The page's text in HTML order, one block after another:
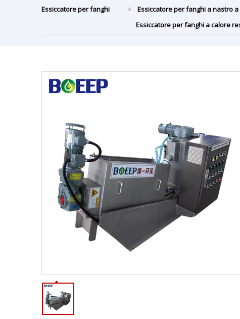
Essiccatore per fanghi > Essiccatore per fanghi a nastro
Essiccatore per fanghi a calore